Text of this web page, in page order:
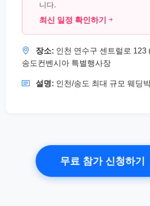
니다.
최신 일정 확인하기
장소: 인천 연수구 센트럴로 123
송도컨벤시아 특별행사장
설명: 인천/송도 최대 규모 웨딩
무료 참가 신청하기